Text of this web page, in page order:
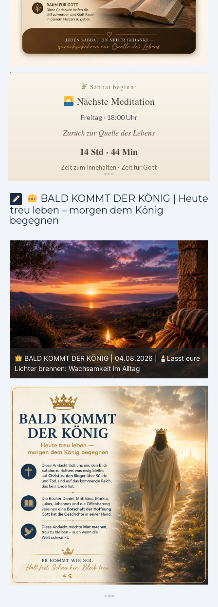
.
Sabbat beginnt
Nächste Meditation
Freitag · 18:00 Uhr
Zurück zur Quelle des Lebens
14 Std · 44 Min
Zeit zum Innehalten · Zeit für Gott
***
BALD KOMMT DER KÖNIG | Heute
treu leben – morgen dem König
begegnen
BALD KOMMT DER KÖNIG | 03.08.2026 |
Ein reines
Herz: Heiligung beginnt im Inneren
***